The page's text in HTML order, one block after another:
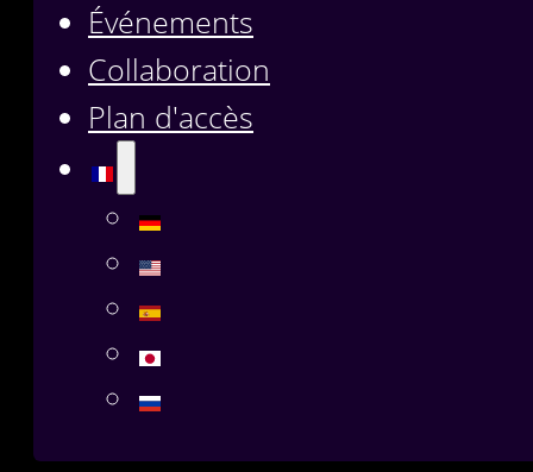
Événements
Collaboration
Plan d'accès